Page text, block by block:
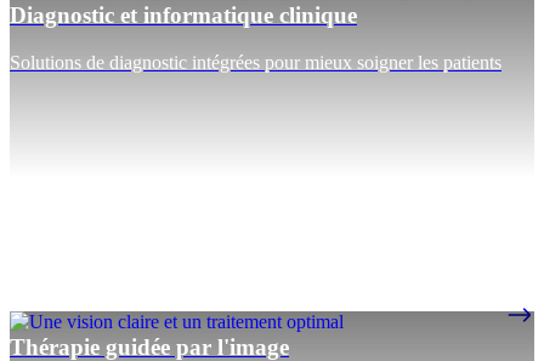
Diagnostic et informatique clinique
Solutions de diagnostic intégrées pour mieux soigner les patients
Thérapie guidée par l'image